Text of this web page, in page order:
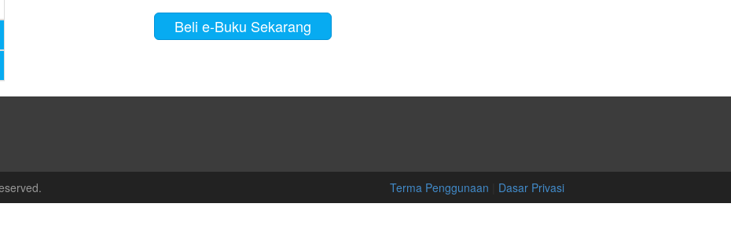
Beli e-Buku Sekarang
Terma Penggunaan Dasar Privasi